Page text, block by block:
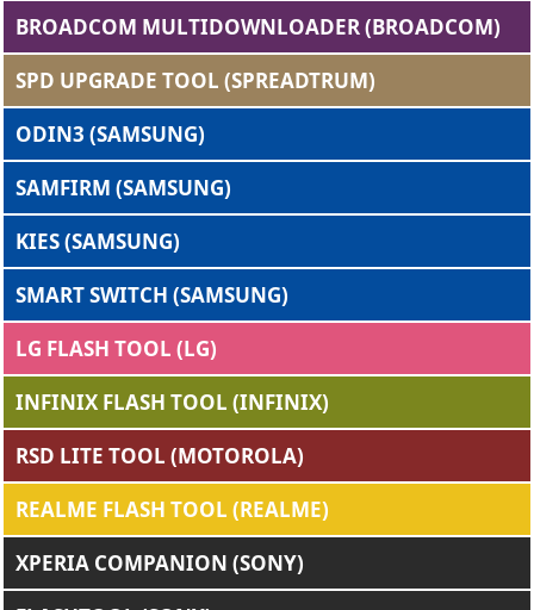
BROADCOM MULTIDOWNLOADER (BROADCOM)
SPD UPGRADE TOOL (SPREADTRUM)
ODIN3 (SAMSUNG)
SAMFIRM (SAMSUNG)
KIES (SAMSUNG)
SMART SWITCH (SAMSUNG)
LG FLASH TOOL (LG)
INFINIX FLASH TOOL (INFINIX)
RSD LITE TOOL (MOTOROLA)
REALME FLASH TOOL (REALME)
XPERIA COMPANION (SONY)